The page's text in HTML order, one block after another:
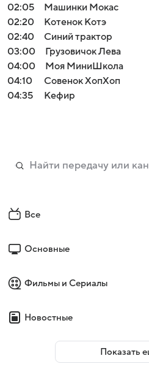
02:05
Машинки Мокас
02:20
Котенок Котэ
02:40
Синий трактор
03:00
Грузовичок Лева
04:00
Моя МиниШкола
04:10
Совенок ХопХоп
04:35
Кефир
Все
Основные
Фильмы и Сериалы
Новостные
Показать